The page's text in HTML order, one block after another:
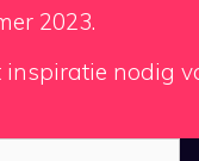
2023.
nodig